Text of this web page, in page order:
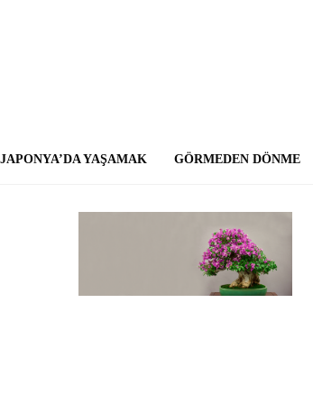
JAPONYA’DA YAŞAMAK GÖRMEDEN DÖNME